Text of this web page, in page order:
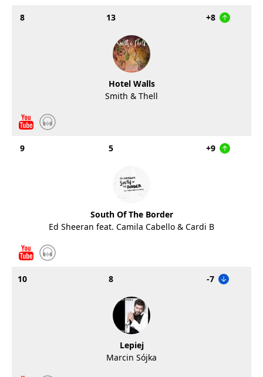
8 13 +8
Hotel Walls
Smith & Thell
9 5 +9
South Of The Border
Ed Sheeran feat. Camila Cabello & Cardi B
10 8 -7
Lepiej
Marcin Sójka